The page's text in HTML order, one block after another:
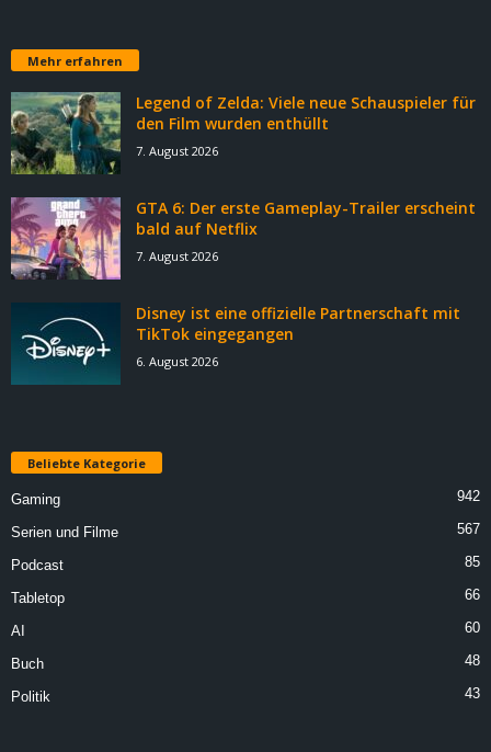
Mehr erfahren
Legend of Zelda: Viele neue Schauspieler für
den Film wurden enthüllt
7. August 2026
GTA 6: Der erste Gameplay-Trailer erscheint
bald auf Netflix
7. August 2026
Disney ist eine offizielle Partnerschaft mit
TikTok eingegangen
6. August 2026
Beliebte Kategorie
Gaming 942
Serien und Filme 567
Podcast 85
Tabletop 66
AI 60
Buch 48
Politik 43